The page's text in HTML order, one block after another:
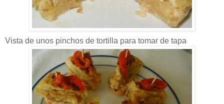
Vista de unos pinchos de tortilla para tomar de tapa